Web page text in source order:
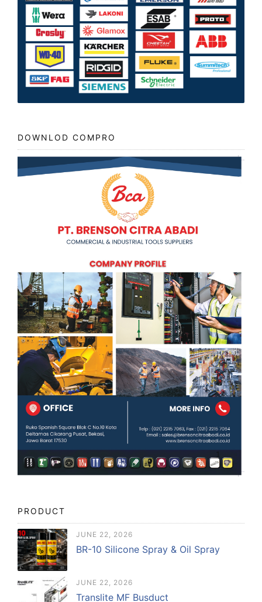
DOWNLOD COMPRO
PRODUCT
JUNE 22, 2026
BR-10 Silicone Spray & Oil Spray
JUNE 22, 2026
Translite MF Busduct